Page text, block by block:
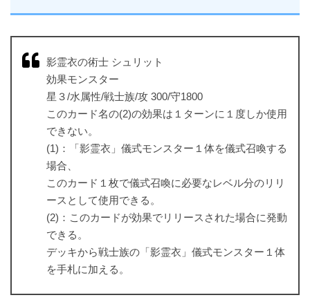
影霊衣の術士 シュリット
効果モンスター
星３/水属性/戦士族/攻 300/守1800
このカード名の(2)の効果は１ターンに１度しか使用
できない。
(1)：「影霊衣」儀式モンスター１体を儀式召喚する
場合、
このカード１枚で儀式召喚に必要なレベル分のリリ
ースとして使用できる。
(2)：このカードが効果でリリースされた場合に発動
できる。
デッキから戦士族の「影霊衣」儀式モンスター１体
を手札に加える。